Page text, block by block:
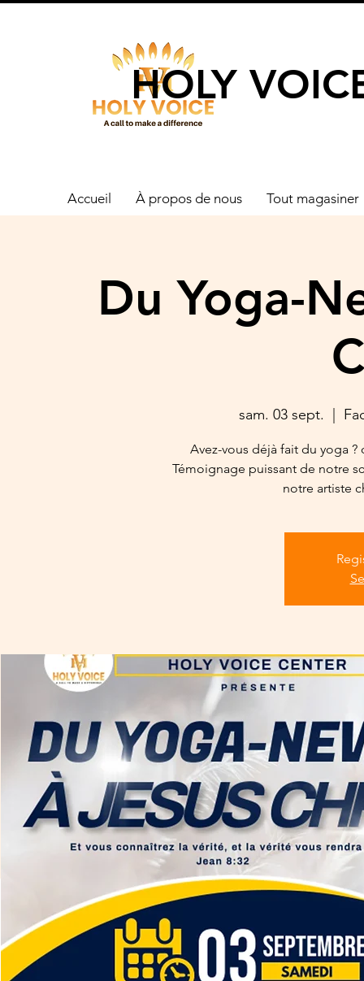
HOLY
Accueil À propos de nous Tout magasiner
Du Yoga-
sam. 03 sept.
Avez-vous déjà fait du yoga
Témoignage puissant de notre
notre artiste